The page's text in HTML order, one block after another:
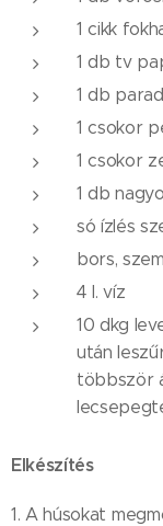
1 cikk
1 db tv
1 db
1 csokor
1 csokor
1 db
só ízlés
bors,
4 l. víz
10 dkg
után
többször
Elkészítés
1. A húsokat